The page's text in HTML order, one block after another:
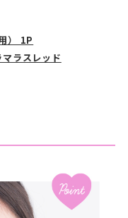
） 1P
ラスレッド